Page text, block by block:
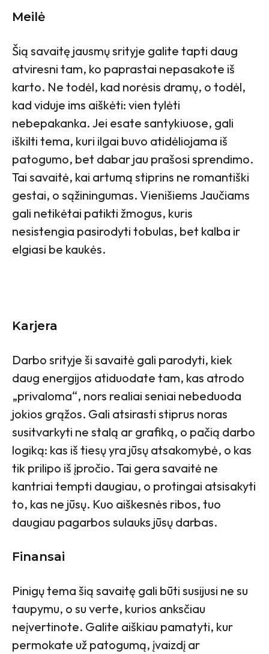
Meilė
Šią savaitę jausmų srityje galite tapti daug
atviresni tam, ko paprastai nepasakote iš
karto. Ne todėl, kad norėsis dramų, o todėl,
kad viduje ims aiškėti: vien tylėti
nebepakanka. Jei esate santykiuose, gali
iškilti tema, kuri ilgai buvo atidėliojama iš
patogumo, bet dabar jau prašosi sprendimo.
Tai savaitė, kai artumą stiprins ne romantiški
gestai, o sąžiningumas. Vienišiems Jaučiams
gali netikėtai patikti žmogus, kuris
nesistengia pasirodyti tobulas, bet kalba ir
elgiasi be kaukės.
Karjera
Darbo srityje ši savaitė gali parodyti, kiek
daug energijos atiduodate tam, kas atrodo
„privaloma“, nors realiai seniai nebeduoda
jokios grąžos. Gali atsirasti stiprus noras
susitvarkyti ne stalą ar grafiką, o pačią darbo
logiką: kas iš tiesų yra jūsų atsakomybė, o kas
tik prilipo iš įpročio. Tai gera savaitė ne
kantriai tempti daugiau, o protingai atsisakyti
to, kas ne jūsų. Kuo aiškesnės ribos, tuo
daugiau pagarbos sulauks jūsų darbas.
Finansai
Pinigų tema šią savaitę gali būti susijusi ne su
taupymu, o su verte, kurios anksčiau
neįvertinote. Galite aiškiau pamatyti, kur
permokate už patogumą, įvaizdį ar